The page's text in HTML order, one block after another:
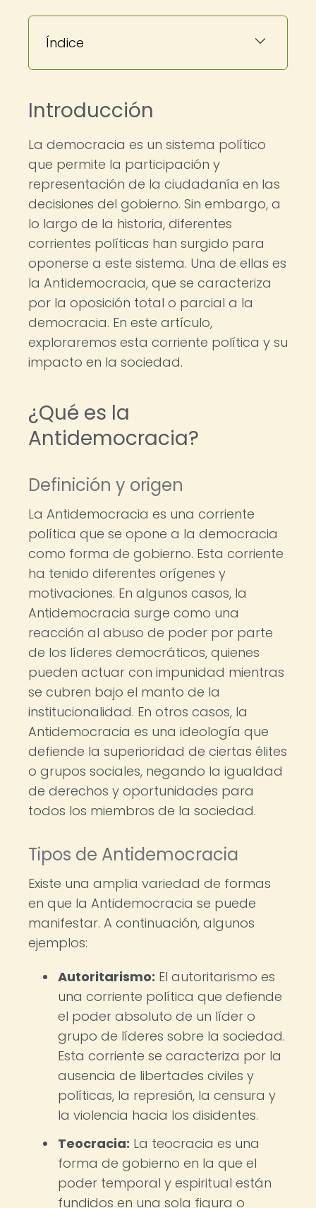
Índice
Introducción
La democracia es un sistema político
que permite la participación y
representación de la ciudadanía en las
decisiones del gobierno. Sin embargo, a
lo largo de la historia, diferentes
corrientes políticas han surgido para
oponerse a este sistema. Una de ellas es
la Antidemocracia, que se caracteriza
por la oposición total o parcial a la
democracia. En este artículo,
exploraremos esta corriente política y su
impacto en la sociedad.
¿Qué es la
Antidemocracia?
Definición y origen
La Antidemocracia es una corriente
política que se opone a la democracia
como forma de gobierno. Esta corriente
ha tenido diferentes orígenes y
motivaciones. En algunos casos, la
Antidemocracia surge como una
reacción al abuso de poder por parte
de los líderes democráticos, quienes
pueden actuar con impunidad mientras
se cubren bajo el manto de la
institucionalidad. En otros casos, la
Antidemocracia es una ideología que
defiende la superioridad de ciertas élites
o grupos sociales, negando la igualdad
de derechos y oportunidades para
todos los miembros de la sociedad.
Tipos de Antidemocracia
Existe una amplia variedad de formas
en que la Antidemocracia se puede
manifestar. A continuación, algunos
ejemplos:
Autoritarismo: El autoritarismo es
una corriente política que defiende
el poder absoluto de un líder o
grupo de líderes sobre la sociedad.
Esta corriente se caracteriza por la
ausencia de libertades civiles y
políticas, la represión, la censura y
la violencia hacia los disidentes.
Teocracia: La teocracia es una
forma de gobierno en la que el
poder temporal y espiritual están
fundidos en una sola figura o